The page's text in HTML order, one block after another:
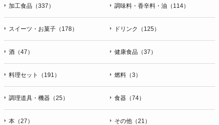
個人情報に関する問合わせ窓口
個人情報保護管理者：オペレーション部シニアマネージャー
〒106-0044 東京都港区東麻布一丁目２７番１号 東麻布食文化
ビル４階
ＦＡＸ：047-401-6847
加工食品（337） 調味料・香辛料・油（114）
スイーツ・お菓子（178） ドリンク（125）
酒（47） 健康食品（37）
料理セット（191） 燃料（3）
調理道具・機器（25） 食器（74）
本（27） その他（21）